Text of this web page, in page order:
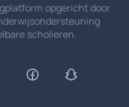
opgericht door
scholieren.